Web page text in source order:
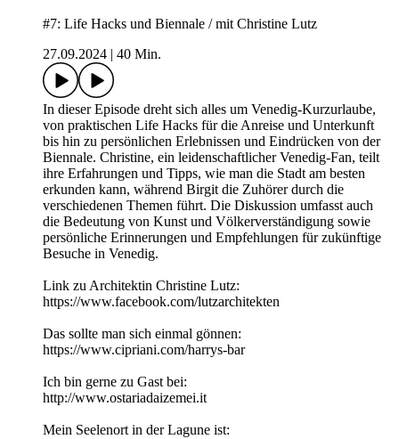
#7: Life Hacks und Biennale / mit Christine Lutz
27.09.2024
40 Min.
In dieser Episode dreht sich alles um Venedig-Kurzurlaube,
von praktischen Life Hacks für die Anreise und Unterkunft
bis hin zu persönlichen Erlebnissen und Eindrücken von der
Biennale. Christine, ein leidenschaftlicher Venedig-Fan, teilt
ihre Erfahrungen und Tipps, wie man die Stadt am besten
erkunden kann, während Birgit die Zuhörer durch die
verschiedenen Themen führt. Die Diskussion umfasst auch
die Bedeutung von Kunst und Völkerverständigung sowie
persönliche Erinnerungen und Empfehlungen für zukünftige
Besuche in Venedig.
Link zu Architektin Christine Lutz:
https://www.facebook.com/lutzarchitekten
Das sollte man sich einmal gönnen:
https://www.cipriani.com/harrys-bar
Ich bin gerne zu Gast bei:
http://www.ostariadaizemei.it
Mein Seelenort in der Lagune ist: